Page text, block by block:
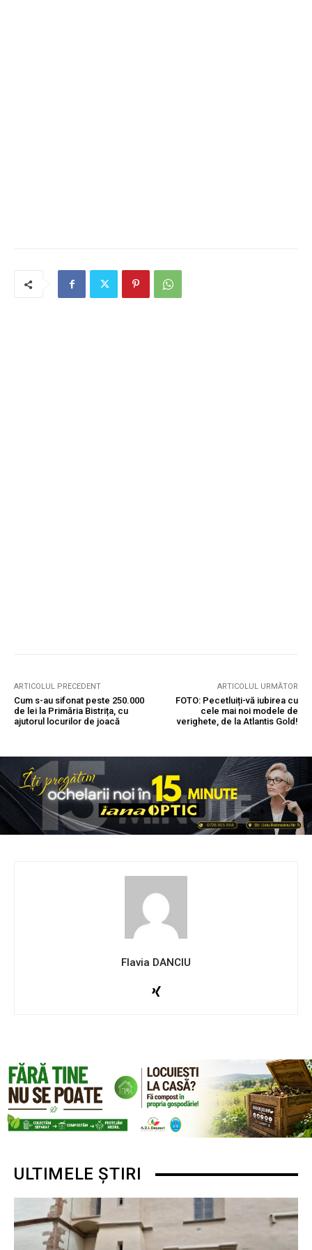
ARTICOLUL PRECEDENT
Cum s-au sifonat peste 250.000
de lei la Primăria Bistrița, cu
ajutorul locurilor de joacă
ARTICOLUL URMĂTOR
FOTO: Pecetluiți-vă iubirea cu
cele mai noi modele de
verighete, de la Atlantis Gold!
Flavia DANCIU
ULTIMELE ȘTIRI